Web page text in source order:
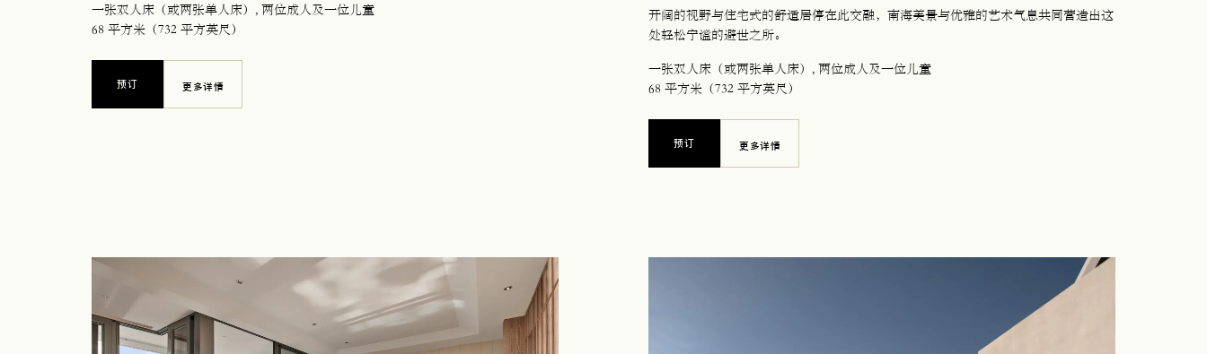
一张双人床（或两张单人床） , 两位成人及一位儿童
68 平方米（732 平方英尺）
预订 更多详情
开阔的视野与住宅式的舒适居停在此交融，南海美景与优雅的艺术气息共同营造出这
处轻松宁谧的避世之所。
一张双人床（或两张单人床） , 两位成人及一位儿童
68 平方米（732 平方英尺）
预订 更多详情